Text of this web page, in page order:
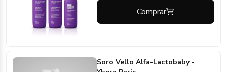
Comprar
Soro Vello Alfa-Lactobaby -